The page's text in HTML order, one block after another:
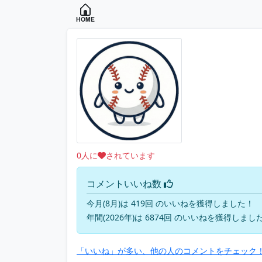
HOME
0人に されています
コメントいいね数
今月(8月)は 419回 のいいねを獲得しました！
年間(2026年)は 6874回 のいいねを獲得しまし
「いいね」が多い、他の人のコメントをチェック！